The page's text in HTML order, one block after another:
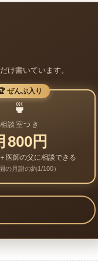
け書いています。
ぜんぶ入り
🍵
相談室つき
800円
医師の父に相談できる
の月謝の約1/100）